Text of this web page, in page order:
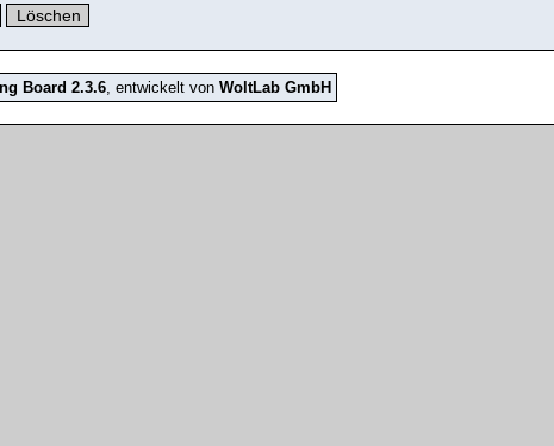
Board 2.3.6, entwickelt von WoltLab GmbH